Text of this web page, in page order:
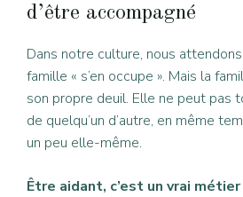
d’être accompagné
Dans notre culture, nous
famille « s’en occupe ». Mais la
son propre deuil. Elle ne peut pas
de quelqu’un d’autre, en même
un peu elle-même.
Être aidant, c’est un vrai métier